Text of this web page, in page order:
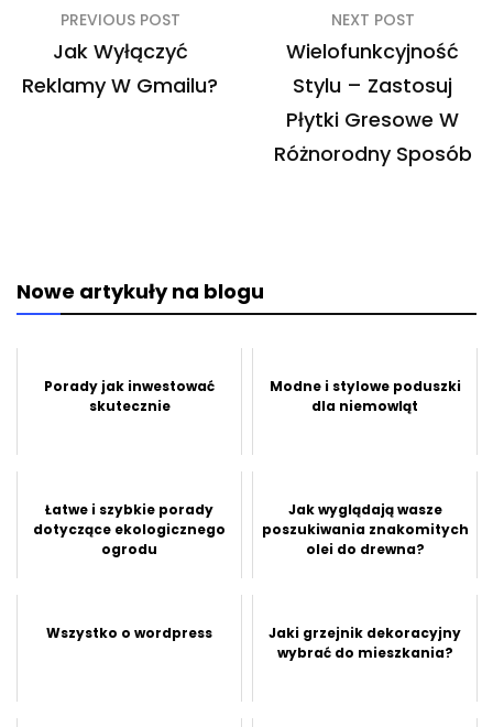
Nawigacja
wpisu
PREVIOUS POST
Jak Wyłączyć
Reklamy W Gmailu?
NEXT POST
Wielofunkcyjność
Stylu – Zastosuj
Płytki Gresowe W
Różnorodny Sposób
Nowe artykuły na blogu
Porady jak inwestować
skutecznie
Modne i stylowe poduszki
dla niemowląt
Łatwe i szybkie porady
dotyczące ekologicznego
ogrodu
Jak wyglądają wasze
poszukiwania znakomitych
olei do drewna?
Wszystko o wordpress
Jaki grzejnik dekoracyjny
wybrać do mieszkania?